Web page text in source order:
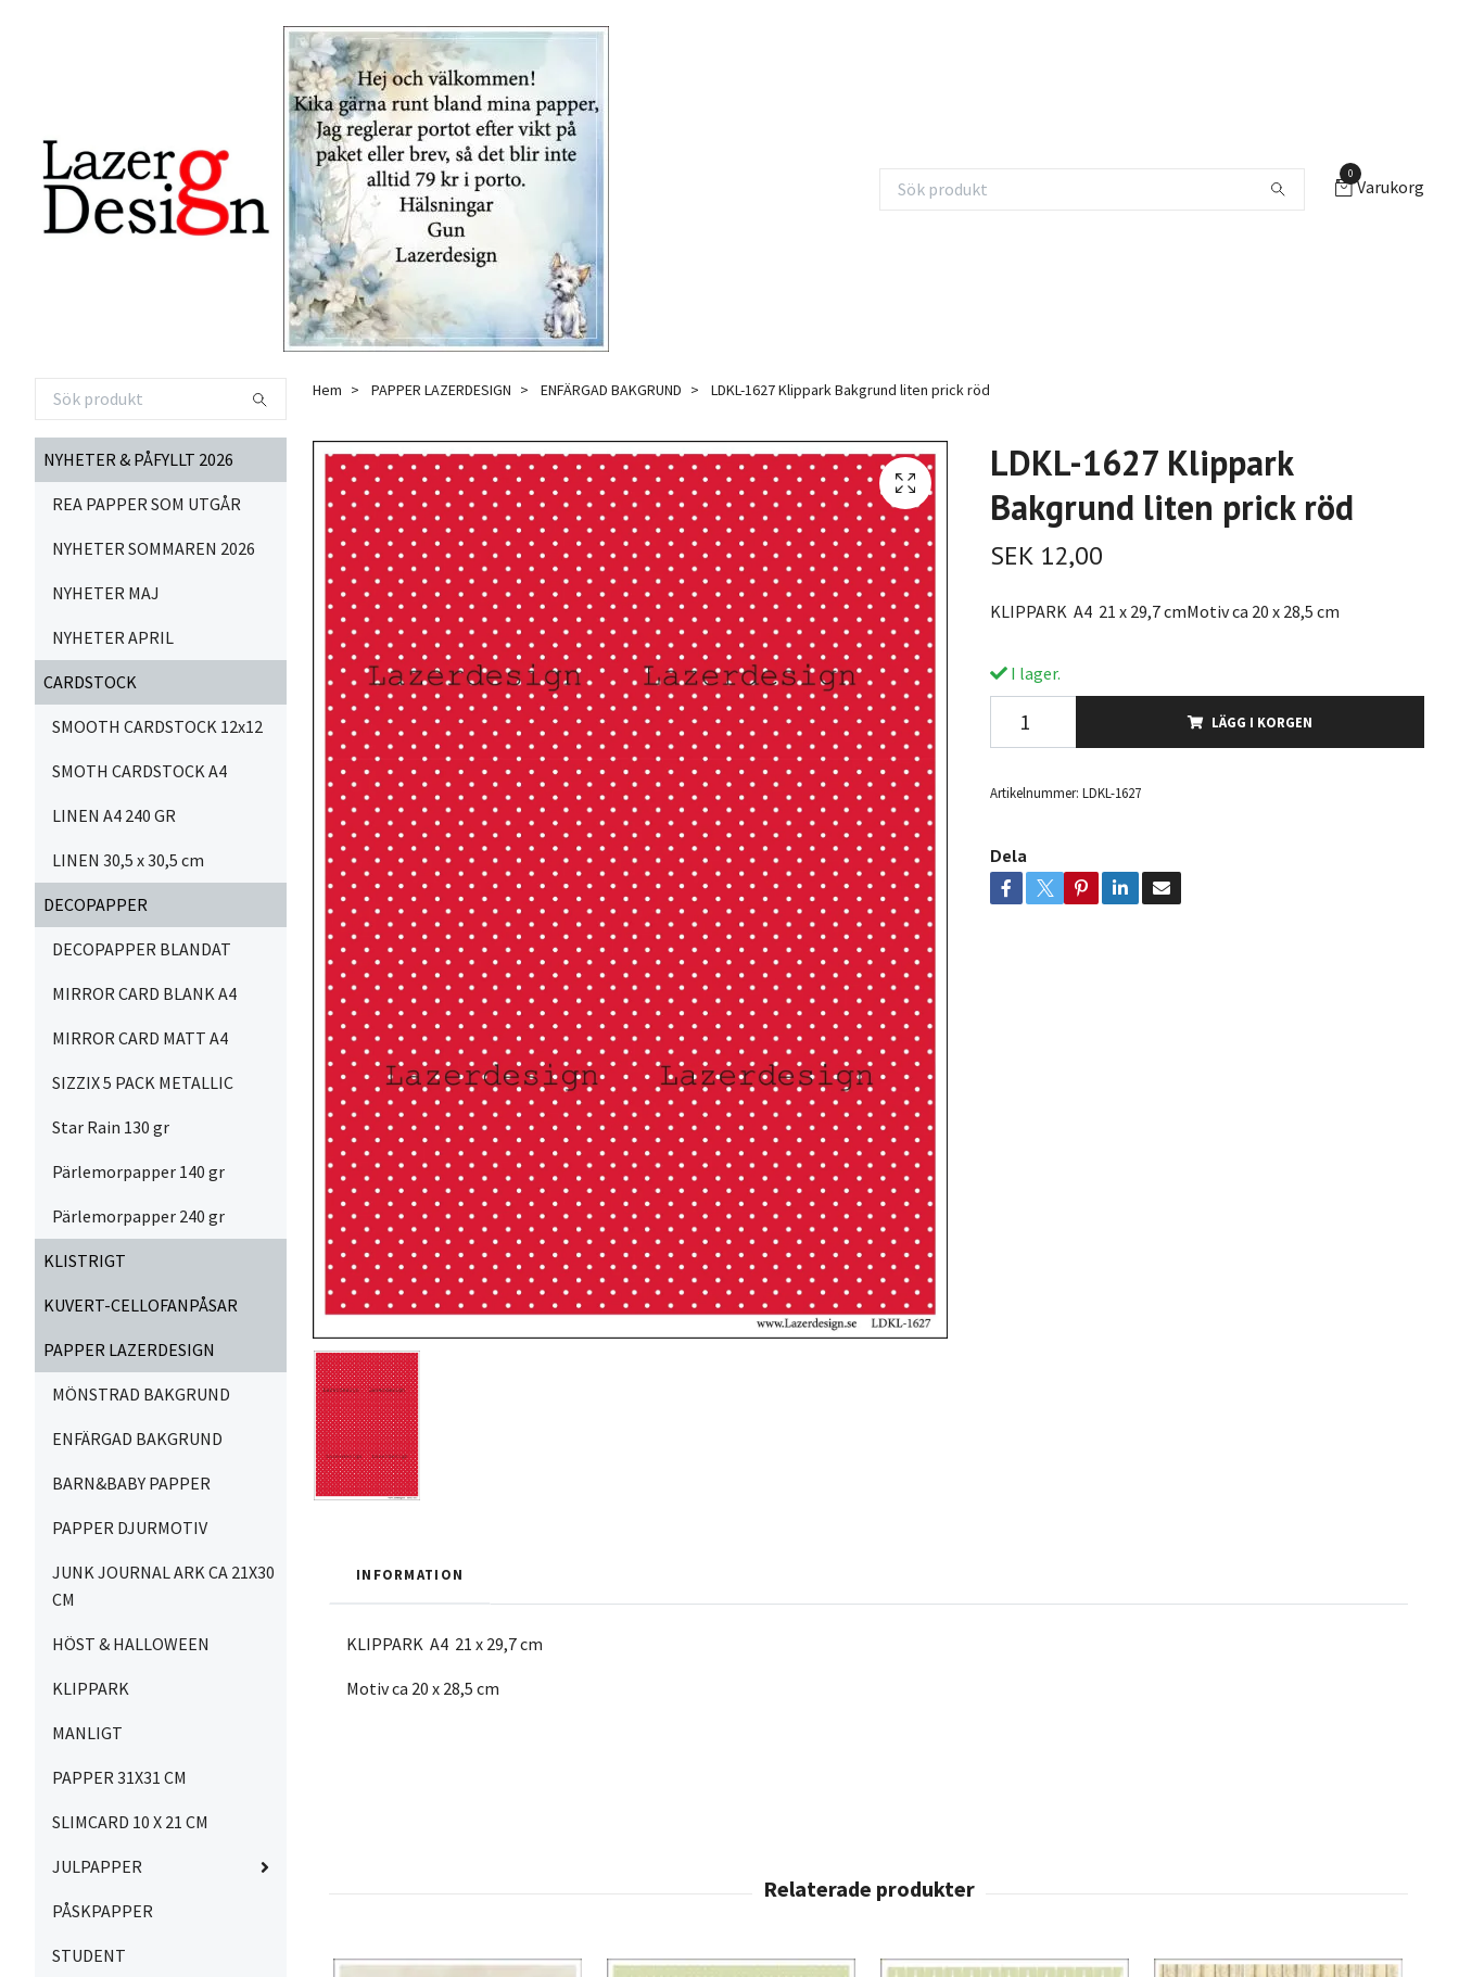
0
Varukorg
NYHETER & PÅFYLLT 2026
REA PAPPER SOM UTGÅR
NYHETER SOMMAREN 2026
NYHETER MAJ
NYHETER APRIL
CARDSTOCK
SMOOTH CARDSTOCK 12x12
SMOTH CARDSTOCK A4
LINEN A4 240 GR
LINEN 30,5 x 30,5 cm
DECOPAPPER
DECOPAPPER BLANDAT
MIRROR CARD BLANK A4
MIRROR CARD MATT A4
SIZZIX 5 PACK METALLIC
Star Rain 130 gr
Pärlemorpapper 140 gr
Pärlemorpapper 240 gr
KLISTRIGT
KUVERT-CELLOFANPÅSAR
PAPPER LAZERDESIGN
MÖNSTRAD BAKGRUND
ENFÄRGAD BAKGRUND
BARN&BABY PAPPER
PAPPER DJURMOTIV
JUNK JOURNAL ARK CA 21X30
CM
HÖST & HALLOWEEN
KLIPPARK
MANLIGT
PAPPER 31X31 CM
SLIMCARD 10 X 21 CM
JULPAPPER
PÅSKPAPPER
STUDENT
Hem PAPPER LAZERDESIGN ENFÄRGAD BAKGRUND LDKL-1627 Klippark Bakgrund liten prick röd
LDKL-1627 Klippark
Bakgrund liten prick röd
SEK 12,00
KLIPPARK A4 21 x 29,7 cmMotiv ca 20 x 28,5 cm
I lager.
LÄGG I KORGEN
Artikelnummer: LDKL-1627
Dela
INFORMATION
KLIPPARK A4 21 x 29,7 cm
Motiv ca 20 x 28,5 cm